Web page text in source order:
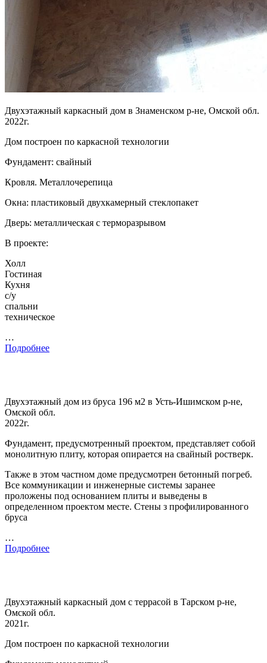
Двухэтажный каркасный дом в Знаменском р-не, Омской обл.
2022г.
Дом построен по каркасной технологии
Фундамент: свайный
Кровля. Металлочерепица
Окна: пластиковый двухкамерный стеклопакет
Дверь: металлическая с терморазрывом
В проекте:
Холл
Гостиная
Кухня
с/у
спальни
техническое
…
Подробнее
Двухэтажный дом из бруса 196 м2 в Усть-Ишимском р-не,
Омской обл.
2022г.
Фундамент, предусмотренный проектом, представляет собой
монолитную плиту, которая опирается на свайный ростверк.
Также в этом частном доме предусмотрен бетонный погреб.
Все коммуникации и инженерные системы заранее
проложены под основанием плиты и выведены в
определенном проектом месте. Стены з профилированного
бруса
…
Подробнее
Двухэтажный каркасный дом с террасой в Тарском р-не,
Омской обл.
2021г.
Дом построен по каркасной технологии